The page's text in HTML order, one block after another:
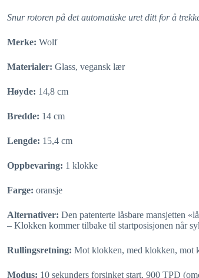
Snur rotoren på det automatiske uret ditt for å
Merke: Wolf
Materialer: Glass, vegansk lær
Høyde: 14,8 cm
Bredde: 14 cm
Lengde: 15,4 cm
Oppbevaring: 1 klokke
Farge: oransje
Alternativer: Den patenterte låsbare mansjetten
– Klokken kommer tilbake til startposisjonen når
Rullingsretning: Mot klokken, med klokken, mot
Modus: 10 sekunders forsinket start, 900 TPD